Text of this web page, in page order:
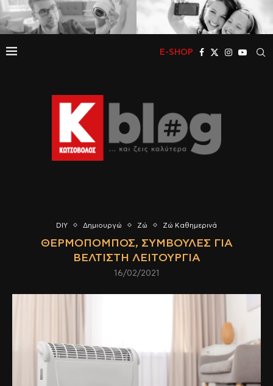
E-SHOP
DIY Δημιουργώ Ζώ Ζώ Καθημερινά
ΘΕΡΜΟΠΟΜΠΌΣ, ΣΥΜΒΟΥΛΈΣ ΓΙΑ
ΒΈΛΤΙΣΤΗ ΛΕΙΤΟΥΡΓΊΑ
16/02/2021